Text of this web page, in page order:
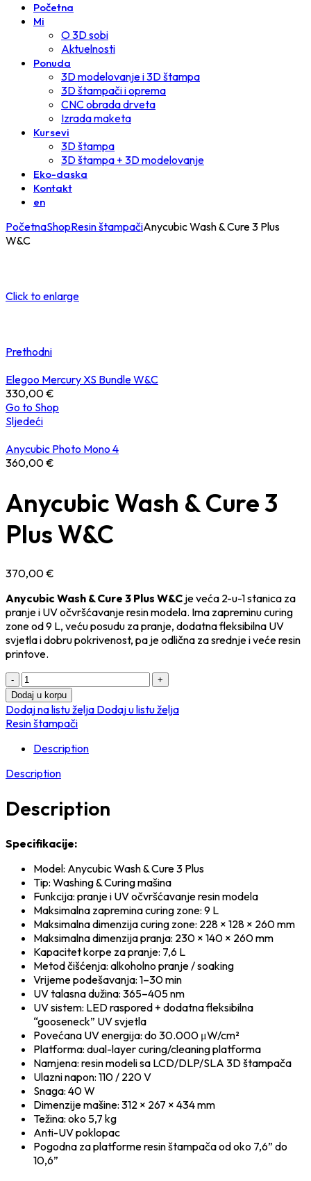
Početna
Mi
O 3D sobi
Aktuelnosti
Ponuda
3D modelovanje i 3D štampa
3D štampači i oprema
CNC obrada drveta
Izrada maketa
Kursevi
3D štampa
3D štampa + 3D modelovanje
Eko-daska
Kontakt
en
PočetnaShopResin štampačiAnycubic Wash & Cure 3 Plus
W&C
Click to enlarge
Prethodni
Elegoo Mercury XS Bundle W&C
330,00€
Go to Shop
Sljedeći
Anycubic Photo Mono 4
360,00€
Anycubic Wash & Cure 3
Plus W&C
370,00€
Anycubic Wash & Cure 3 Plus W&C je veća 2-u-1 stanica za
pranje i UV očvršćavanje resin modela. Ima zapreminu curing
zone od 9 L, veću posudu za pranje, dodatna fleksibilna UV
svjetla i dobru pokrivenost, pa je odlična za srednje i veće resin
printove.
Anycubic
Wash
&
Cure
3
Plus
quantity
Dodaj u korpu
Dodaj na listu želja Dodaj u listu želja
Resin štampači
Description
Description
Description
Specifikacije:
Model: Anycubic Wash & Cure 3 Plus
Tip: Washing & Curing mašina
Funkcija: pranje i UV očvršćavanje resin modela
Maksimalna zapremina curing zone: 9 L
Maksimalna dimenzija curing zone: 228 × 128 × 260 mm
Maksimalna dimenzija pranja: 230 × 140 × 260 mm
Kapacitet korpe za pranje: 7,6 L
Metod čišćenja: alkoholno pranje / soaking
Vrijeme podešavanja: 1–30 min
UV talasna dužina: 365–405 nm
UV sistem: LED raspored + dodatna fleksibilna
“gooseneck” UV svjetla
Povećana UV energija: do 30.000 μW/cm²
Platforma: dual-layer curing/cleaning platforma
Namjena: resin modeli sa LCD/DLP/SLA 3D štampača
Ulazni napon: 110 / 220 V
Snaga: 40 W
Dimenzije mašine: 312 × 267 × 434 mm
Težina: oko 5,7 kg
Anti-UV poklopac
Pogodna za platforme resin štampača od oko 7,6” do
10,6”